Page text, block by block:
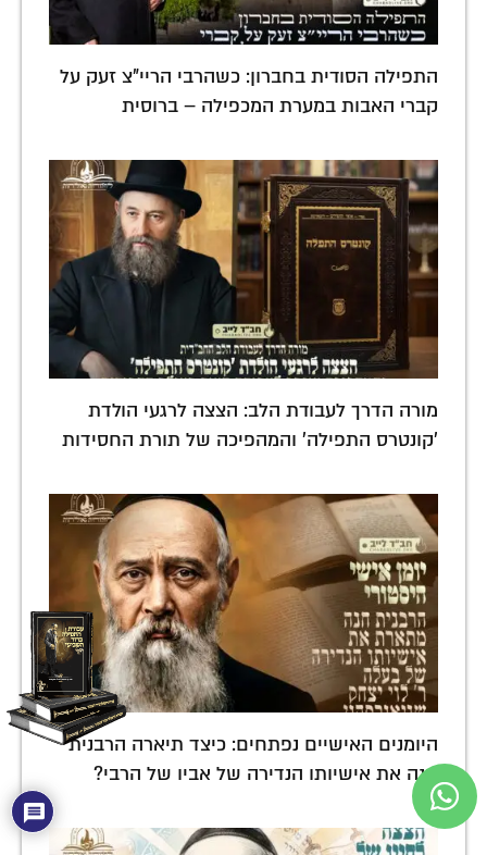
התפילה הסודית בחברון: כשהרבי הריי"צ זעק על
קברי האבות במערת המכפילה – ברוסית
מורה הדרך לעבודת הלב: הצצה לרגעי הולדת
'קונטרס התפילה' והמהפיכה של תורת החסידות
היומנים האישיים נפתחים: כיצד תיארה הרבנית
חנה את אישיותו הנדירה של אביו של הרבי?